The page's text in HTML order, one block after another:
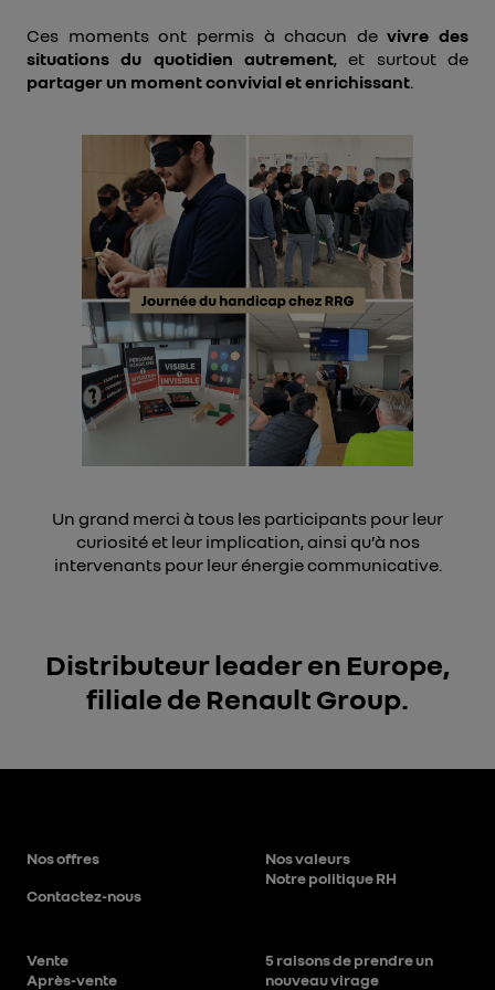
Ces moments ont permis à chacun devivre des
situations du quotidien autrement, et surtout de
partager un moment convivial et enrichissant.
Un grand merci à tous les participants pour leur
curiosité et leur implication, ainsi qu’à nos
intervenants pour leur énergie communicative.
Distributeur leader en Europe,
filiale de Renault Group.
Nos offres
Contactez-nous
Nos valeurs
Notre politique RH
Vente
Après-vente
5 raisons de prendre un
nouveau virage